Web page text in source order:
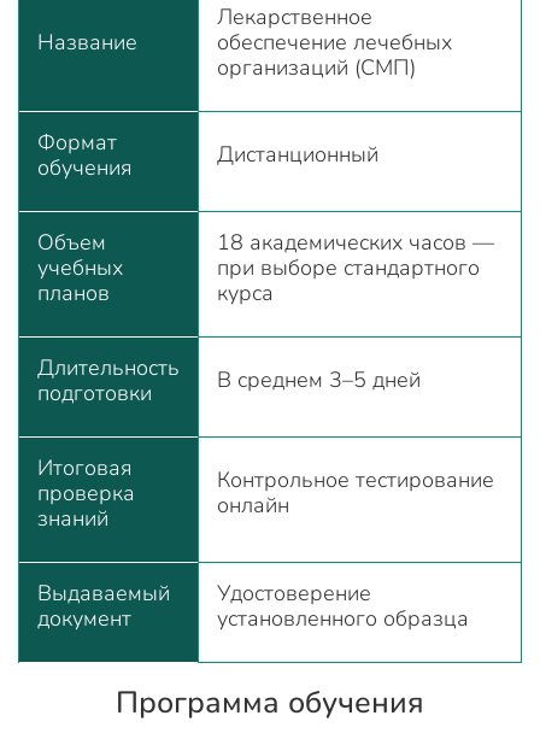
Название
Лекарственное
обеспечение лечебных
организаций (СМП)
Формат
обучения
Дистанционный
Объем
учебных
планов
18 академических часов —
при выборе стандартного
курса
Длительность
подготовки
В среднем 3–5 дней
Итоговая
проверка
знаний
Контрольное тестирование
онлайн
Выдаваемый
документ
Удостоверение
установленного образца
Программа обучения